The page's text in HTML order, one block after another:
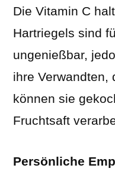
Die Vitamin C
Hartriegels sind
ungenießbar,
ihre Verwandten,
können sie
Fruchtsaft
Persönliche